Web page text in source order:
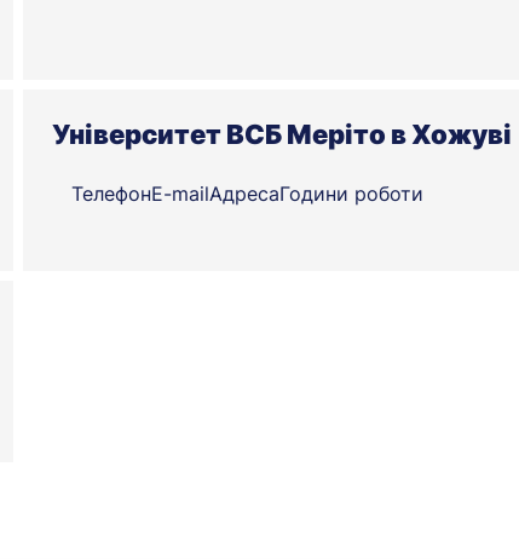
Університет ВСБ Меріто в Хожуві
ТелефонE-mailАдресаГодини роботи